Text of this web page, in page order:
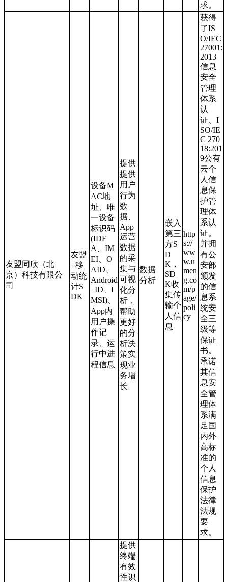
求。
友盟同欣（北
京）科技有限公
司
友盟
+移
动统
计S
DK
设备M
AC地
址、唯
一设备
标识码
(IDF
A、IM
EI、O
AID、
Android
_ID、I
MSI)、
App内
用户操
作记
录、运
行中进
程信息
提供
提供
用户
行为
数
据、
App
运营
数据
的采
集与
可视
化分
析，
帮助
更好
的分
析决
策实
现业
务增
长
数据
分析
嵌入
第三
方S
D
K，
SD
K收
集传
输个
人信
息
http
s://
ww
w.u
men
g.co
m/p
age/
poli
cy
获得
了IS
O/IEC
27001:
2013
信息
安全
管理
体系
认
证、I
SO/IE
C 270
18:201
9公有
云个
人信
息保
护管
理体
系认
证。
并拥
有公
安部
颁发
的信
息系
统安
全三
级等
保证
书。
承诺
其信
息安
全管
理体
系满
足国
内外
高标
准的
个人
信息
保护
法律
法规
要
求。
提供
终端
有效
性识